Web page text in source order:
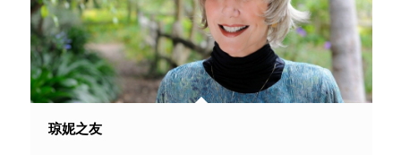
琼妮之友